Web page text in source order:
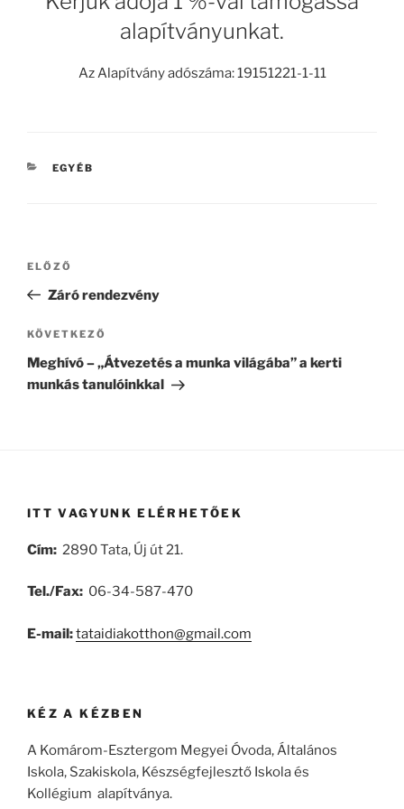
alapítványunkat.
Az Alapítvány adószáma: 19151221-1-11
KATEGÓRIÁK
EGYÉB
Bejegyzés
Korábbi
bejegyzés
ELŐZŐ
Záró rendezvény
Következő
bejegyzés
KÖVETKEZŐ
Meghívó – „Átvezetés a munka világába” a kerti
munkás tanulóinkkal
ITT VAGYUNK ELÉRHETŐEK
Cím: 2890 Tata, Új út 21.
Tel./Fax: 06-34-587-470
E-mail:tataidiakotthon@gmail.com
KÉZ A KÉZBEN
A Komárom-Esztergom Megyei Óvoda, Általános
Iskola, Szakiskola, Készségfejlesztő Iskola és
Kollégium alapítványa.